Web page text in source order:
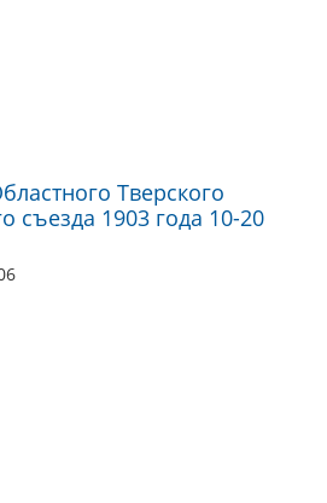
Тверского
съезда 1903 года 10-20